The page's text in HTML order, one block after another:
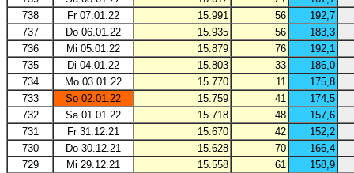
738
Fr 07.01.22 15.991 56
192,7
737
Do 06.01.22 15.935 56
183,3
736
Mi 05.01.22 15.879 76
192,1
735
Di 04.01.22 15.803 33
186,0
734
Mo 03.01.22 15.770 11
175,8
733
So 02.01.22 15.759 41
174,5
732
Sa 01.01.22 15.718 48
157,6
731
Fr 31.12.21 15.670 42
152,2
730
Do 30.12.21 15.628 70
166,4
729
Mi 29.12.21 15.558 61
158,9